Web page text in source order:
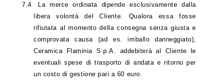
7.4
La merce ordinata dipende esclusivamente dalla
libera volontà del Cliente. Qualora essa fosse
rifiutata al momento della consegna senza giusta e
comprovata causa (ad es. imballo danneggiato),
Ceramica Flaminia S.p.A. addebiterà al Cliente le
eventuali spese di trasporto di andata e ritorno per
un costo di gestione pari a 60 euro.